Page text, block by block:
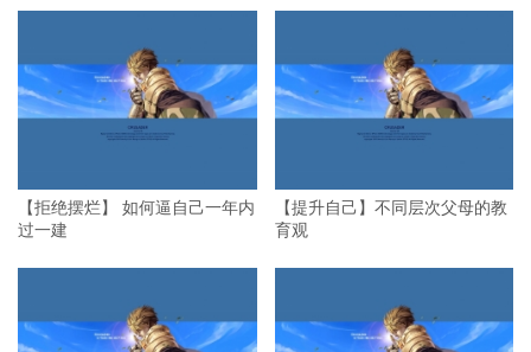
【拒绝摆烂】 如何逼自己一年内
过一建
【提升自己】不同层次父母的教
育观